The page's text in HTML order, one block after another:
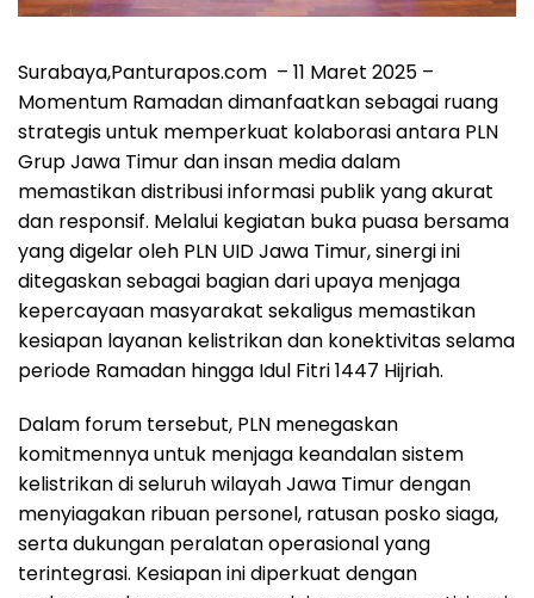
Surabaya,Panturapos.com – 11 Maret 2025 –
Momentum Ramadan dimanfaatkan sebagai ruang
strategis untuk memperkuat kolaborasi antara PLN
Grup Jawa Timur dan insan media dalam
memastikan distribusi informasi publik yang akurat
dan responsif. Melalui kegiatan buka puasa bersama
yang digelar oleh PLN UID Jawa Timur, sinergi ini
ditegaskan sebagai bagian dari upaya menjaga
kepercayaan masyarakat sekaligus memastikan
kesiapan layanan kelistrikan dan konektivitas selama
periode Ramadan hingga Idul Fitri 1447 Hijriah.
Dalam forum tersebut, PLN menegaskan
komitmennya untuk menjaga keandalan sistem
kelistrikan di seluruh wilayah Jawa Timur dengan
menyiagakan ribuan personel, ratusan posko siaga,
serta dukungan peralatan operasional yang
terintegrasi. Kesiapan ini diperkuat dengan